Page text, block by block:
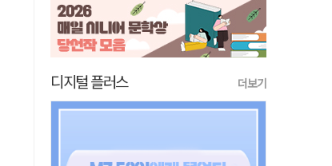
디지털 플러스 더보기